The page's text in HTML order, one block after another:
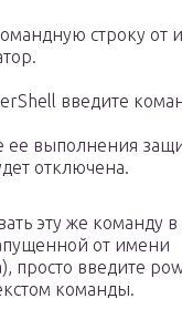
строку от
введите
ее выполнения
отключена.
эту же команду
от имени
просто введите
команды.